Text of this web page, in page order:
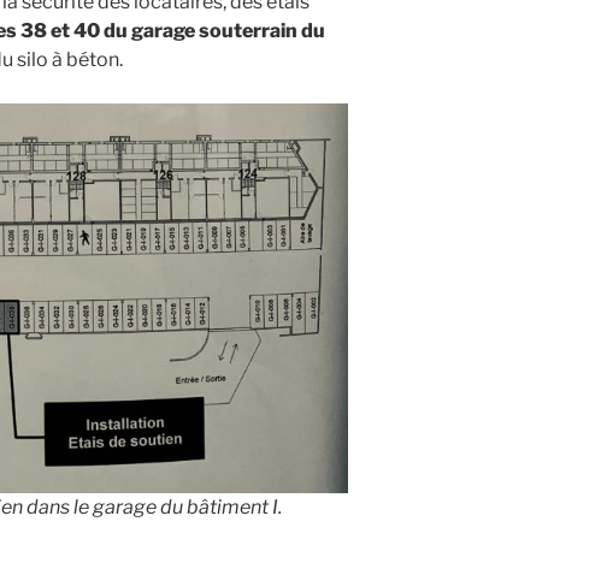
38 et 40 du garage souterrain du
silo à béton.
dans le garage du bâtiment I.